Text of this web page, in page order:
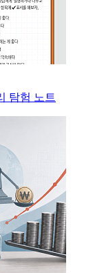
탐험 노트